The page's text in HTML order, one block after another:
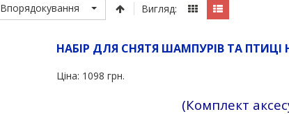
Впорядокування Вигляд:
НАБIР ДЛЯ СНЯТЯ ШАМПУРIВ ТА ПТИЦI
Ціна: 1098 грн.
(Комплект